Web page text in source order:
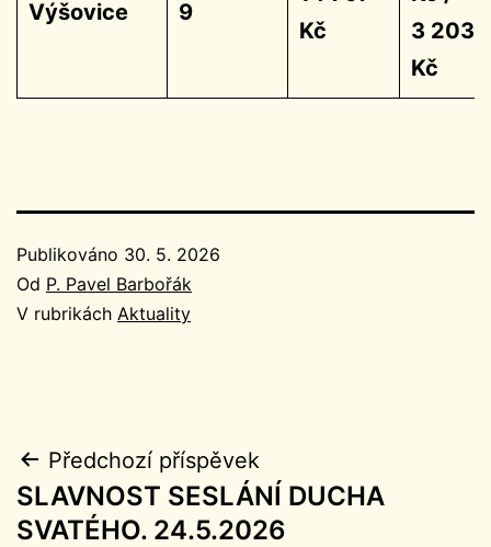
Výšovice 9
Kč
3 203
Kč
Publikováno 30. 5. 2026
Od P. Pavel Barbořák
V rubrikách Aktuality
Navigace
pro
Předchozí příspěvek
SLAVNOST SESLÁNÍ DUCHA
SVATÉHO. 24.5.2026